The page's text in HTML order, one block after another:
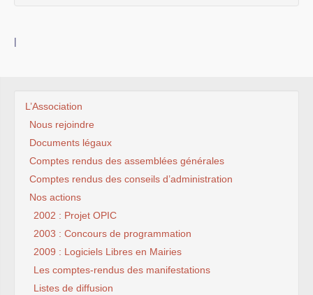
|
L’Association
Nous rejoindre
Documents légaux
Comptes rendus des assemblées générales
Comptes rendus des conseils d’administration
Nos actions
2002 : Projet OPIC
2003 : Concours de programmation
2009 : Logiciels Libres en Mairies
Les comptes-rendus des manifestations
Listes de diffusion